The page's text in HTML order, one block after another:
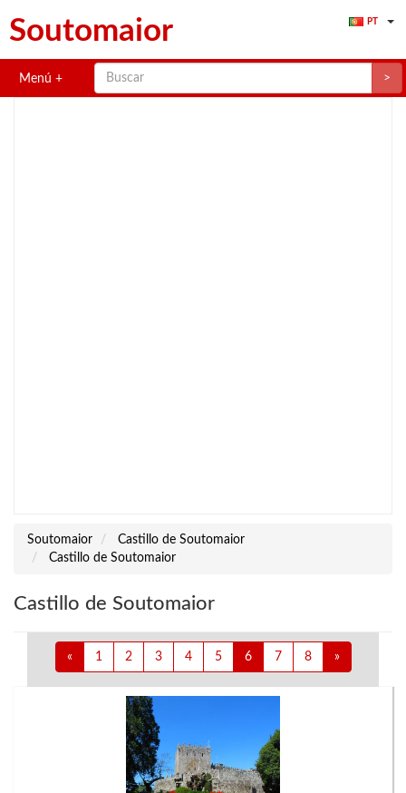
Soutomaior PT
Menú >
Soutomaior
Castillo de Soutomaior
Castillo de Soutomaior
Castillo de Soutomaior
« 1 2 3 4 5 6 7 8 »